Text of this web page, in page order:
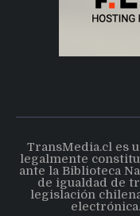
TransMedia.cl es
legalmente
ante la Biblioteca
de igualdad de
legislación